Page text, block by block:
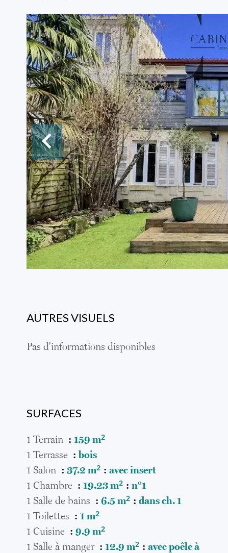
AUTRES VISUELS
Pas d'informations disponibles
SURFACES
1 Terrain
159 m²
1 Terrasse
bois
1 Salon
37.2 m²
avec insert
1 Chambre
19.23 m²
n°1
1 Salle de bains
6.5 m²
dans ch. 1
1 Toilettes
1 m²
1 Cuisine
9.9 m²
1 Salle à manger
12.9 m²
avec poêle à